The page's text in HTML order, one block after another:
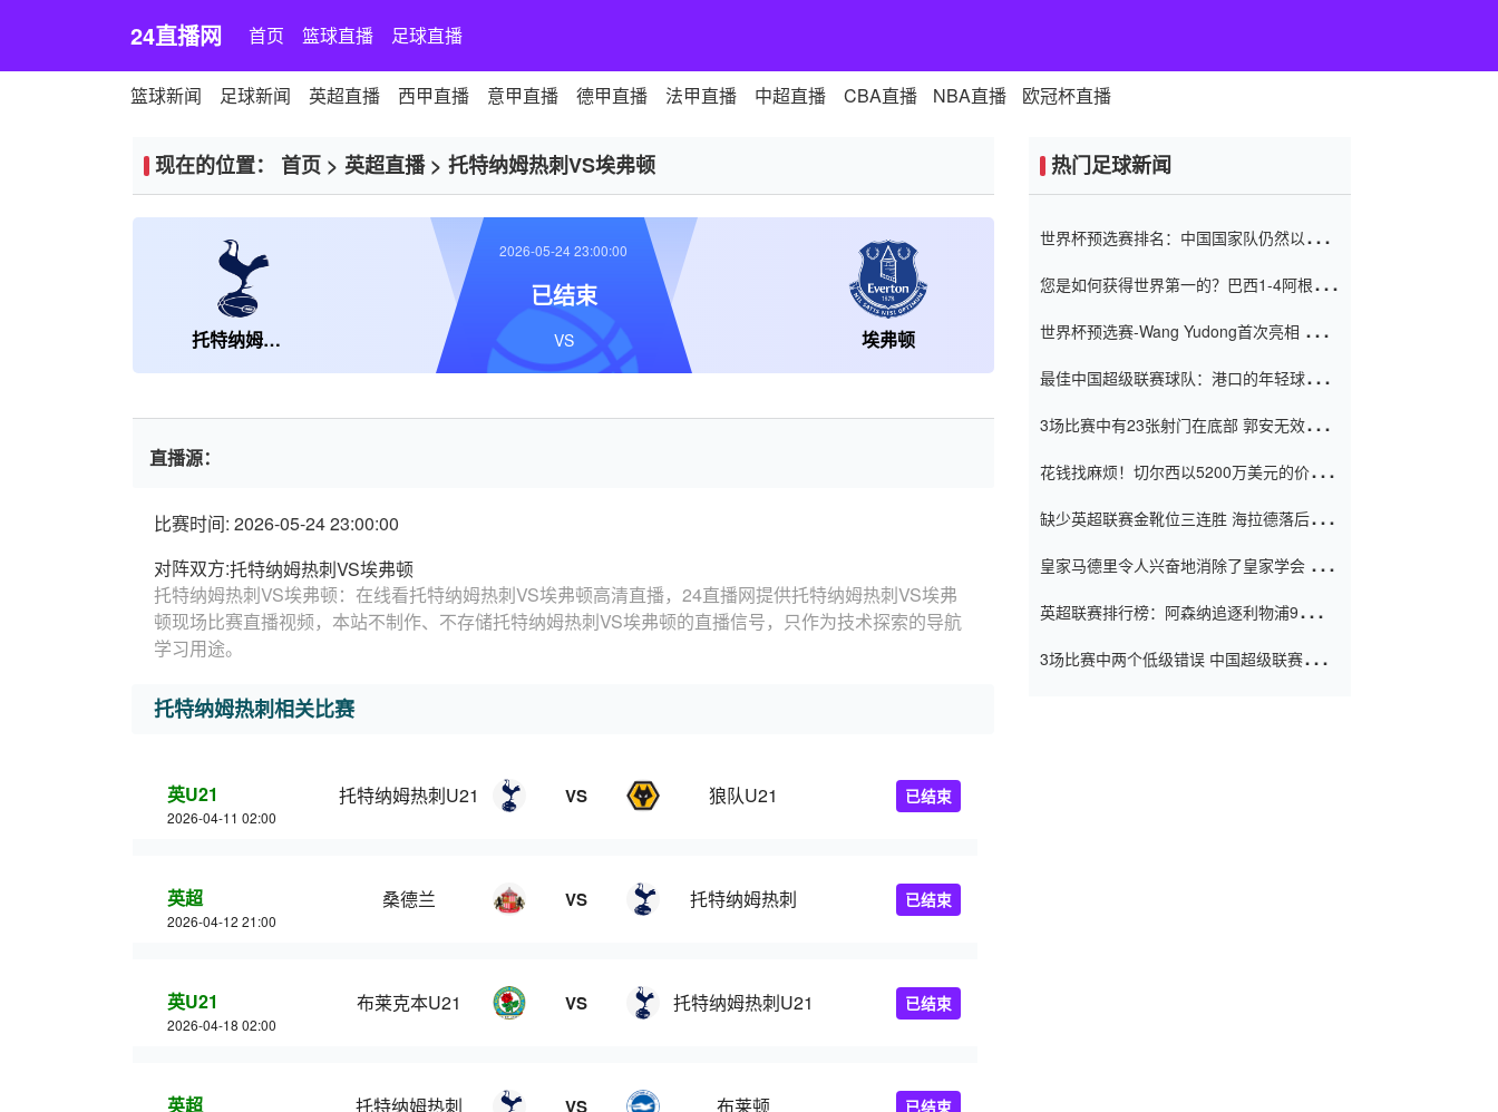
24直播网 首页 篮球直播 足球直播
篮球新闻 足球新闻 英超直播 西甲直播 意甲直播 德甲直播 法甲直播 中超直播 CBA直播 NBA直播 欧冠杯直播
现在的位置： 首页 > 英超直播> 托特纳姆热刺VS埃弗顿
托特纳姆热刺 埃弗顿
2026-05-24 23:00:00
已结束
VS
直播源：
比赛时间: 2026-05-24 23:00:00
对阵双方:托特纳姆热刺VS埃弗顿
托特纳姆热刺VS埃弗顿：在线看托特纳姆热刺VS埃弗顿高清直播，24直播网提供托特纳姆热刺VS埃弗
顿现场比赛直播视频，本站不制作、不存储托特纳姆热刺VS埃弗顿的直播信号，只作为技术探索的导航
学习用途。
托特纳姆热刺相关比赛
英U21
2026-04-11 02:00
托特纳姆热刺U21 VS 狼队U21 已结束
英超
2026-04-12 21:00
桑德兰 VS 托特纳姆热刺 已结束
英U21
2026-04-18 02:00
布莱克本U21 VS 托特纳姆热刺U21 已结束
英超 托特纳姆热刺 VS 布莱顿 已结束
热门足球新闻
世界杯预选赛排名：中国国家队仍然以6分
您是如何获得世界第一的？巴西1-4阿根
世界杯预选赛-Wang Yudong首次亮相 中国
最佳中国超级联赛球队：港口的年轻球员在
（Taishan）
3场比赛中有23张射门在底部 郭安无效传球
花钱找麻烦！切尔西以5200万美元的价格
窗口
缺少英超联赛金靴位三连胜 海拉德落后6球
皇家马德里令人兴奋地消除了皇家学会 安
英超联赛排行榜：阿森纳追逐利物浦9分 曼
3场比赛中两个低级错误 中国超级联赛的前